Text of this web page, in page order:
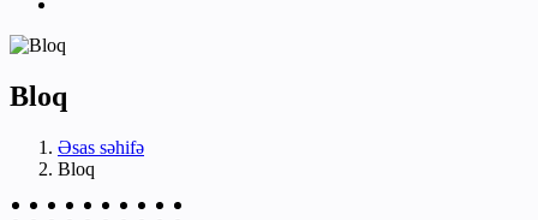
Bloq
Əsas səhifə
Bloq